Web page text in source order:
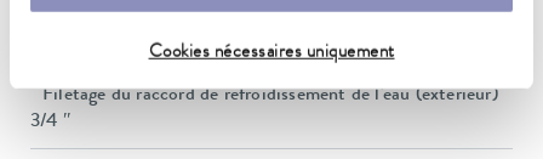
Cookies nécessaires uniquement
Volume de remplissage max.
Filetage du raccord de refroidissement de l'eau (extérieur)
3/4 ″